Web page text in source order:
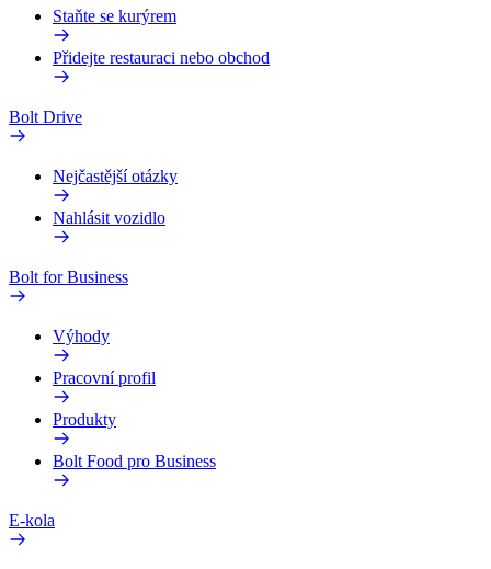
Staňte se kurýrem
Přidejte restauraci nebo obchod
Bolt Drive
Nejčastější otázky
Nahlásit vozidlo
Bolt for Business
Výhody
Pracovní profil
Produkty
Bolt Food pro Business
E-kola